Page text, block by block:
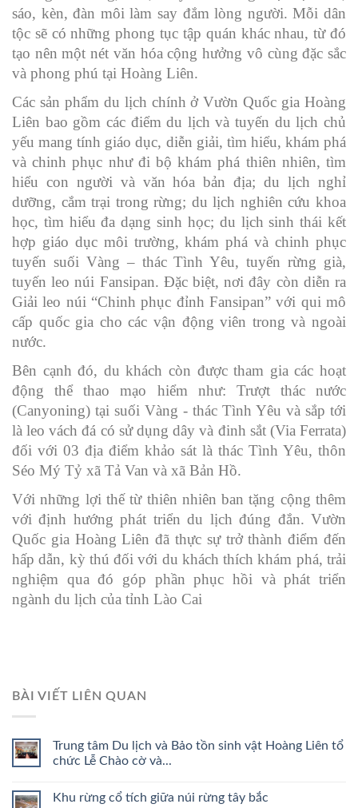
sáo, kèn, đàn môi làm say đắm lòng người. Mỗi dân
tộc sẽ có những phong tục tập quán khác nhau, từ đó
tạo nên một nét văn hóa cộng hưởng vô cùng đặc sắc
và phong phú tại Hoàng Liên.
Các sản phẩm du lịch chính ở Vườn Quốc gia Hoàng
Liên bao gồm các điểm du lịch và tuyến du lịch chủ
yếu mang tính giáo dục, diễn giải, tìm hiểu, khám phá
và chinh phục như đi bộ khám phá thiên nhiên, tìm
hiểu con người và văn hóa bản địa; du lịch nghỉ
dưỡng, cắm trại trong rừng; du lịch nghiên cứu khoa
học, tìm hiểu đa dạng sinh học; du lịch sinh thái kết
hợp giáo dục môi trường, khám phá và chinh phục
tuyến suối Vàng – thác Tình Yêu, tuyến rừng già,
tuyến leo núi Fansipan. Đặc biệt, nơi đây còn diễn ra
Giải leo núi “Chinh phục đỉnh Fansipan” với qui mô
cấp quốc gia cho các vận động viên trong và ngoài
nước.
Bên cạnh đó, du khách còn được tham gia các hoạt
động thể thao mạo hiểm như: Trượt thác nước
(Canyoning) tại suối Vàng - thác Tình Yêu và sắp tới
là leo vách đá có sử dụng dây và đinh sắt (Via Ferrata)
đối với 03 địa điểm khảo sát là thác Tình Yêu, thôn
Séo Mý Tỷ xã Tả Van và xã Bản Hồ.
Với những lợi thế từ thiên nhiên ban tặng cộng thêm
với định hướng phát triển du lịch đúng đắn. Vườn
Quốc gia Hoàng Liên đã thực sự trở thành điểm đến
hấp dẫn, kỳ thú đối với du khách thích khám phá, trải
nghiệm qua đó góp phần phục hồi và phát triển
ngành du lịch của tỉnh Lào Cai
BÀI VIẾT LIÊN QUAN
Trung tâm Du lịch và Bảo tồn sinh vật Hoàng Liên tổ
chức Lễ Chào cờ và...
Khu rừng cổ tích giữa núi rừng tây bắc